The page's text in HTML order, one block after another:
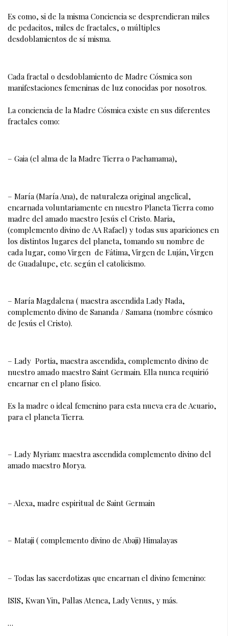
Es como, si de la misma Conciencia se desprendieran miles
de pedacitos, miles de fractales, o múltiples
desdoblamientos de sí misma.
Cada fractal o desdoblamiento de Madre Cósmica son
manifestaciones femeninas de luz conocidas por nosotros.
La conciencia de la Madre Cósmica existe en sus diferentes
fractales como:
– Gaia (el alma de la Madre Tierra o Pachamama),
– María (María Ana), de naturaleza original angelical,
encarnada voluntariamente en nuestro Planeta Tierra como
madre del amado maestro Jesús el Cristo. Maria,
(complemento divino de AA Rafael) y todas sus apariciones en
los distintos lugares del planeta, tomando su nombre de
cada lugar, como Virgen  de Fátima, Virgen de Luján, Virgen
de Guadalupe, etc. según el catolicismo.
– María Magdalena ( maestra ascendida Lady Nada,
complemento divino de Sananda / Samana (nombre cósmico
de Jesús el Cristo).
– Lady  Portia, maestra ascendida, complemento divino de
nuestro amado maestro Saint Germain. Ella nunca requirió
encarnar en el plano físico.
Es la madre o ideal femenino para esta nueva era de Acuario,
para el planeta Tierra.
– Lady Myriam: maestra ascendida complemento divino del
amado maestro Morya.
– Alexa, madre espiritual de Saint Germain
– Mataji ( complemento divino de Abaji) Himalayas
– Todas las sacerdotizas que encarnan el divino femenino:
ISIS, Kwan Yin, Pallas Atenea, Lady Venus, y más.
…